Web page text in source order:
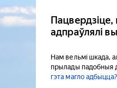
адпраўлялі
Нам вельмі шкада,
прылады падобныя
гэта магло адбыцца?